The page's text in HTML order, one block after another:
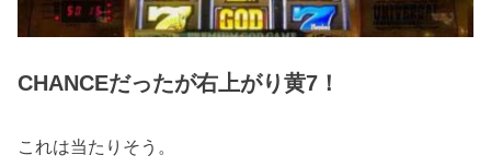
CHANCEだったが右上がり黄7！
これは当たりそう。